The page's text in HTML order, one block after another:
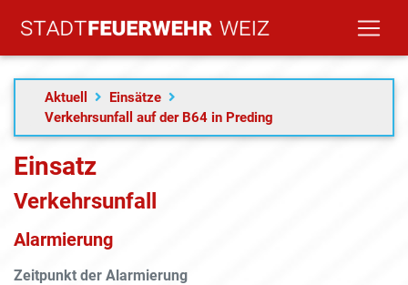
Aktuell
Einsätze
Verkehrsunfall auf der B64 in Preding
Einsatz
Verkehrsunfall
Alarmierung
Zeitpunkt der Alarmierung